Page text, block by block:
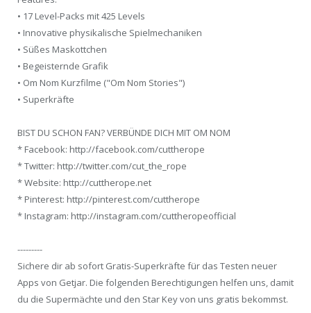
• 17 Level-Packs mit 425 Levels
• Innovative physikalische Spielmechaniken
• Süßes Maskottchen
• Begeisternde Grafik
• Om Nom Kurzfilme ("Om Nom Stories")
• Superkräfte
BIST DU SCHON FAN? VERBÜNDE DICH MIT OM NOM
* Facebook: http://facebook.com/cuttherope
* Twitter: http://twitter.com/cut_the_rope
* Website: http://cuttherope.net
* Pinterest: http://pinterest.com/cuttherope
* Instagram: http://instagram.com/cuttheropeofficial
---------
Sichere dir ab sofort Gratis-Superkräfte für das Testen neuer
Apps von Getjar. Die folgenden Berechtigungen helfen uns, damit
du die Supermächte und den Star Key von uns gratis bekommst.